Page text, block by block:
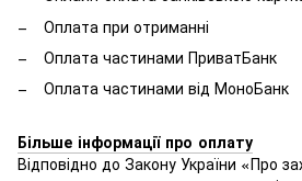
Оплата при отриманні
Оплата частинами ПриватБанк
Оплата частинами від МоноБанк
Більше інформації про оплату
Відповідно до Закону України «Про